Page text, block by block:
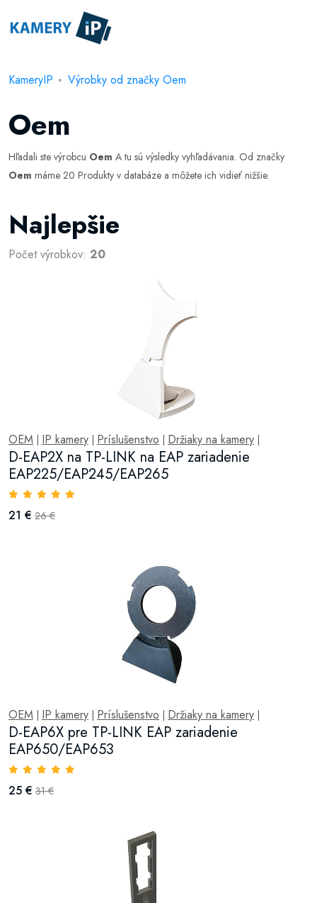
KameryIP Výrobky od značky Oem
Oem
Hľadali ste výrobcu Oem A tu sú výsledky vyhľadávania. Od značky
Oem máme 20 Produkty v databáze a môžete ich vidieť nižšie.
Najlepšie
Počet výrobkov: 20
OEM IP kamery Príslušenstvo Držiaky na kamery
D-EAP2X na TP-LINK na EAP zariadenie
EAP225/EAP245/EAP265
21 € 26 €
OEM IP kamery Príslušenstvo Držiaky na kamery
D-EAP6X pre TP-LINK EAP zariadenie
EAP650/EAP653
25 € 31 €